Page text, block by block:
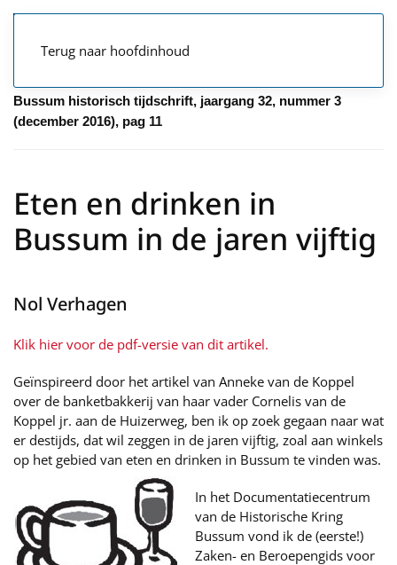
Terug naar hoofdinhoud
Bussum historisch tijdschrift, jaargang 32, nummer 3
(december 2016), pag 11
Eten en drinken in
Bussum in de jaren vijftig
Nol Verhagen
Klik hier voor de pdf-versie van dit artikel.
Geïnspireerd door het artikel van Anneke van de Koppel
over de banketbakkerij van haar vader Cornelis van de
Koppel jr. aan de Huizerweg, ben ik op zoek gegaan naar wat
er destijds, dat wil zeggen in de jaren vijftig, zoal aan winkels
op het gebied van eten en drinken in Bussum te vinden was.
In het Documentatiecentrum
van de Historische Kring
Bussum vond ik de (eerste!)
Zaken- en Beroepengids voor